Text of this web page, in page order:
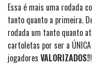
Essa é mais uma rodada
tanto quanto a primeira.
rodada um tanto quanto
cartoletas por ser a
jogadores VALORIZADOS!!!